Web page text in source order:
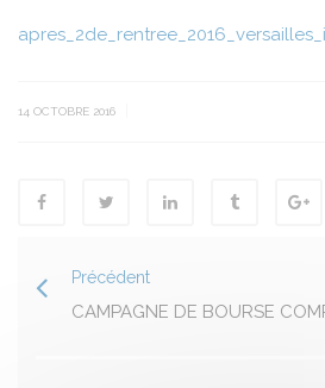
14 OCTOBRE 2016
Précédent
CAMPAGNE DE BOURSE